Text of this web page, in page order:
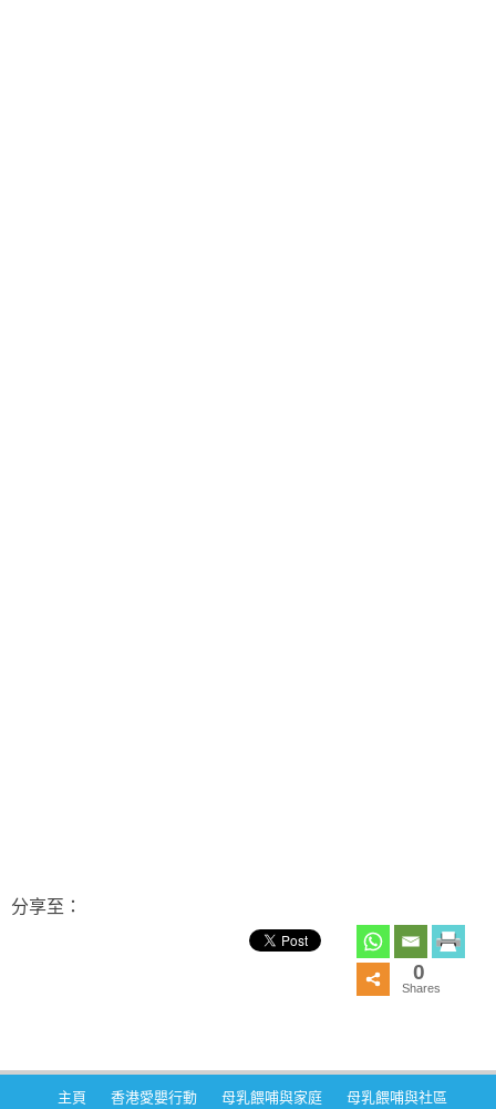
分享至：
0
Shares
主頁 香港愛嬰行動 母乳餵哺與家庭 母乳餵哺與社區